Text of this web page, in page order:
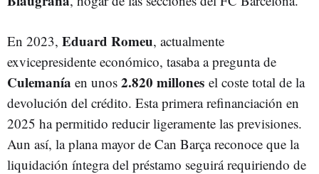
En 2023, Eduard Romeu, actualmente
exvicepresidente económico, tasaba a pregunta de
Culemanía en unos 2.820 millones el coste total de la
devolución del crédito. Esta primera refinanciación en
2025 ha permitido reducir ligeramente las previsiones.
Aun así, la plana mayor de Can Barça reconoce que la
liquidación íntegra del préstamo seguirá requiriendo de